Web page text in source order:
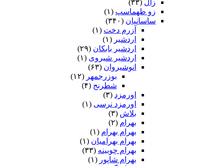
زال (۳۳)
زو طهماسپ‏ (۱)
ساسانیان (۳۴۰)
آزرم دخت (۱)
اردشیر (۱)
اردشیر بابکان (۲۹)
اردشیر شیروی (۱)
انوشیروان (۶۳)
بوزرجمهر (۱۲)
شطرنج (۴)
اورمزد (۳)
اورمزد نرسى‏ (۱)
بلاش (۳)
بهرام (۲)
بهرام بهرام (۱)
بهرام بهرامیان‏ (۱)
بهرام چوبینه (۳۳)
بهرام شاپور (۱)